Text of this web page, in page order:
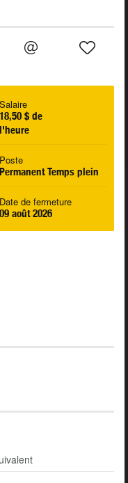
Salaire
18,50 $ de
l'heure
Poste
Permanent Temps plein
Date de fermeture
09 août 2026